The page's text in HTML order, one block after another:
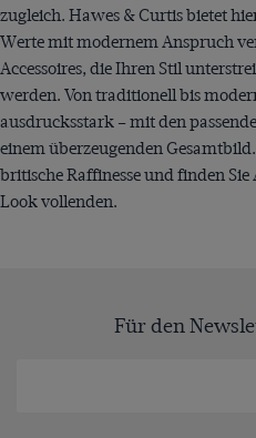
zugleich. Hawes & Curtis bietet
Werte mit modernem Anspruch
Accessoires, die Ihren Stil
werden. Von traditionell bis
ausdrucksstark – mit den
einem überzeugenden
britische Raffinesse und finden Sie
Look vollenden.
Für den